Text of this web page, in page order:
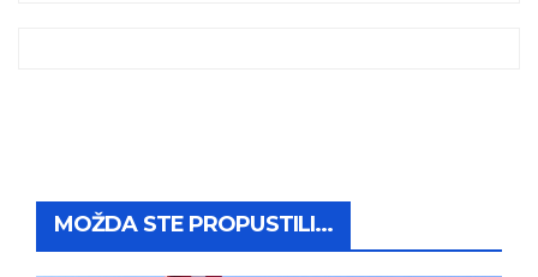
MOŽDA STE PROPUSTILI...